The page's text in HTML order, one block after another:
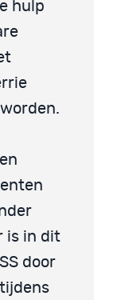
hulp
is in dit
door